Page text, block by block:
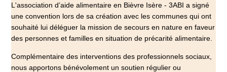
L'association d’aide alimentaire en Bièvre Isère - 3ABI a signé
une convention lors de sa création avec les communes qui ont
souhaité lui déléguer la mission de secours en nature en faveur
des personnes et familles en situation de précarité alimentaire.
Complémentaire des interventions des professionnels sociaux,
nous apportons bénévolement un soutien régulier ou